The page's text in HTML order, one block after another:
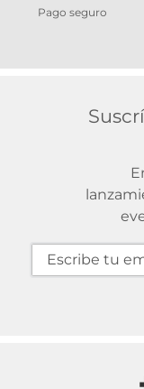
Pago seguro